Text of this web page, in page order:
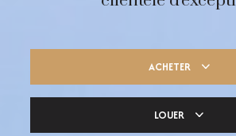
ACHETER
LOUER